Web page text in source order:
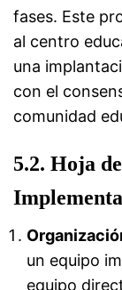
fases. Este
al centro
una
con el
comunidad
5.2. Hoja
un equipo
equipo